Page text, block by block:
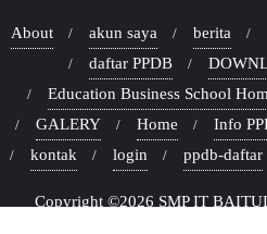
About akun saya berita
daftar PPDB
Education Business School
GALERY
Home Info
kontak
login ppdb-daftar
Copyright ©2026 SMP IT